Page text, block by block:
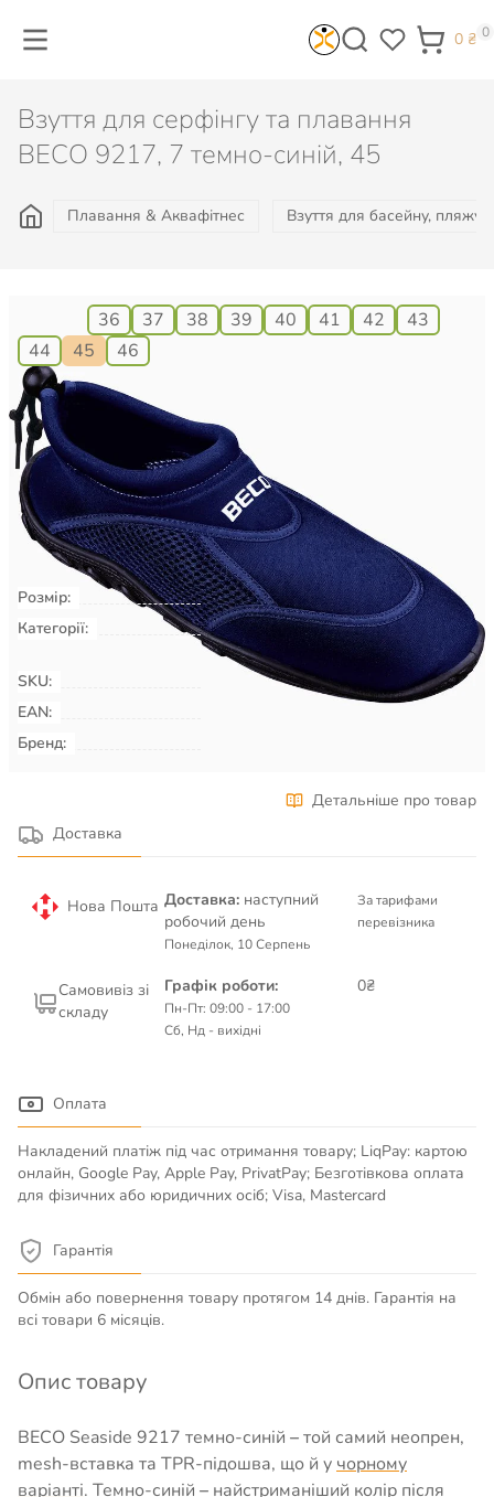
0 ₴ 0
Взуття для серфінгу та плавання
BECO 9217, 7 темно-синій, 45
Плавання & Аквафітнес Взуття для басейну, пляжу,
36 37 38 39 40 41 42
43
44
45 46
745
Є в наявності
КУПИТИ
Розмір:
45
Категорії:
Плавання & Аквафітнес
Взуття
для басейну, пляжу, серфінгу
SKU:
00009065
EAN:
Бренд:
Детальніше про товар
Доставка
Нова Пошта Доставка: наступний
робочий день
Понеділок, 10 Серпень
За тарифами
перевізника
Самовивіз зі
складу
Графік роботи:
Пн-Пт: 09:00 - 17:00
Сб, Нд - вихідні
0₴
Оплата
Накладений платіж під час отримання товару; LiqPay: картою
онлайн, Google Pay, Apple Pay, PrivatPay; Безготівкова оплата
для фізичних або юридичних осіб; Visa, Mastercard
Гарантія
Обмін або повернення товару протягом 14 днів. Гарантія на
всі товари 6 місяців.
Опис товару
BECO Seaside 9217 темно-синій –той самий неопрен,
mesh-вставка та TPR-підошва, що й у чорному
варіанті. Темно-синій – найстриманіший колір після